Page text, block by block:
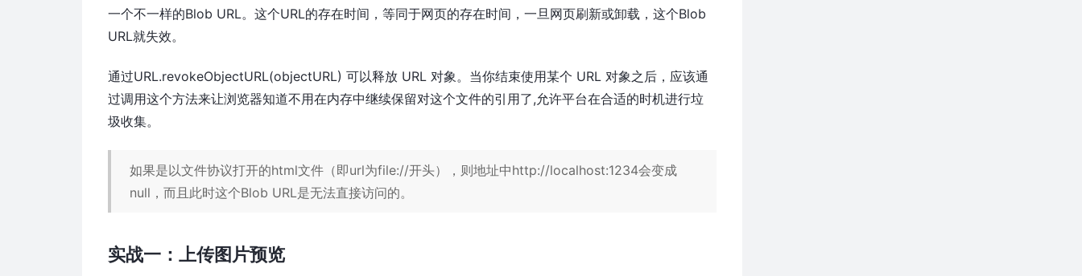
一个不一样的Blob URL。这个URL的存在时间，等同于网页的存在时间，一旦网页刷新或卸载，这个Blob
URL就失效。
通过URL.revokeObjectURL(objectURL) 可以释放 URL 对象。当你结束使用某个 URL 对象之后，应该通
过调用这个方法来让浏览器知道不用在内存中继续保留对这个文件的引用了,允许平台在合适的时机进行垃
圾收集。
如果是以文件协议打开的html文件（即url为file://开头），则地址中http://localhost:1234会变成
null，而且此时这个Blob URL是无法直接访问的。
实战一：上传图片预览